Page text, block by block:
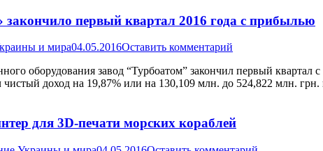
первый квартал 2016 года с прибылью
и мира04.05.2016Оставить комментарий
оборудования завод “Турбоатом” закончил первый
чистый доход на 19,87% или на 130,109 млн. до 524,822 млн.
для 3D-печати морских кораблей